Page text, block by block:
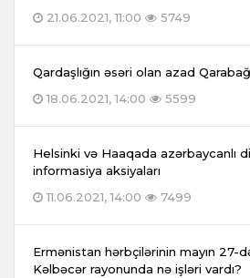
21.06.2021, 11:00
5749
Qardaşlığın əsəri olan azad
18.06.2021, 14:00
5599
Helsinki və Haaqada azərbaycanlı
informasiya aksiyaları
11.06.2021, 14:00
7499
Ermənistan hərbçilərinin mayın 27-
Kəlbəcər rayonunda nə işləri vardı?